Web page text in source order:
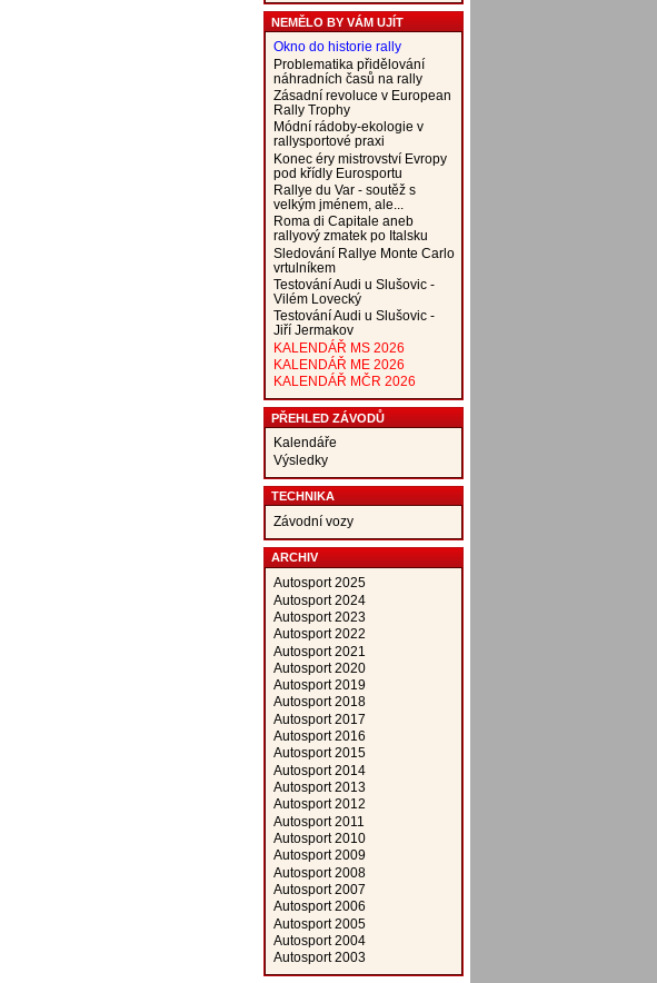
NEMĚLO BY VÁM UJÍT
Okno do historie rally
Problematika přidělování
náhradních časů na rally
Zásadní revoluce v European
Rally Trophy
Módní rádoby-ekologie v
rallysportové praxi
Konec éry mistrovství Evropy
pod křídly Eurosportu
Rallye du Var - soutěž s
velkým jménem, ale...
Roma di Capitale aneb
rallyový zmatek po Italsku
Sledování Rallye Monte Carlo
vrtulníkem
Testování Audi u Slušovic -
Vilém Lovecký
Testování Audi u Slušovic -
Jiří Jermakov
KALENDÁŘ MS 2026
KALENDÁŘ ME 2026
KALENDÁŘ MČR 2026
PŘEHLED ZÁVODŮ
Kalendáře
Výsledky
TECHNIKA
Závodní vozy
ARCHIV
Autosport 2025
Autosport 2024
Autosport 2023
Autosport 2022
Autosport 2021
Autosport 2020
Autosport 2019
Autosport 2018
Autosport 2017
Autosport 2016
Autosport 2015
Autosport 2014
Autosport 2013
Autosport 2012
Autosport 2011
Autosport 2010
Autosport 2009
Autosport 2008
Autosport 2007
Autosport 2006
Autosport 2005
Autosport 2004
Autosport 2003